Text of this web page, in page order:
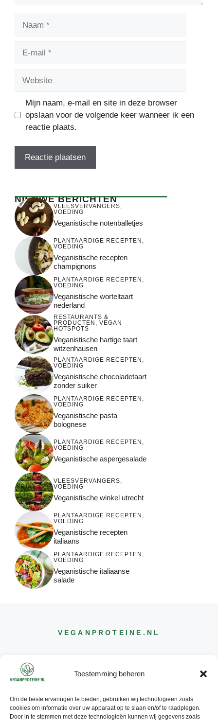
Toestemming beheren
Om de beste ervaringen te bieden, gebruiken wij technologieën zoals
cookies om informatie over uw apparaat op te slaan en/of te raadplegen.
Door in te stemmen met deze technologieën kunnen wij gegevens zoals
Mijn naam, e-mail en site in deze browser
opslaan voor de volgende keer wanneer ik een
reactie plaats.
NIEUWE BERICHTEN
VLEESVERVANGERS,
VOEDING
Veganistische notenballetjes
PLANTAARDIGE RECEPTEN ,
VOEDING
Veganistische recepten
champignons
PLANTAARDIGE RECEPTEN ,
VOEDING
Veganistische worteltaart
nederland
RESTAURANTS &
PRODUCTEN , VEGAN
HOTSPOTS
Veganistische hartige taart
witzenhausen
PLANTAARDIGE RECEPTEN ,
VOEDING
Veganistische chocoladetaart
zonder suiker
PLANTAARDIGE RECEPTEN ,
VOEDING
Veganistische pasta
bolognese
PLANTAARDIGE RECEPTEN ,
VOEDING
Veganistische aspergesalade
VLEESVERVANGERS,
VOEDING
Veganistische winkel utrecht
PLANTAARDIGE RECEPTEN ,
VOEDING
Veganistische recepten
italiaans
PLANTAARDIGE RECEPTEN ,
VOEDING
Veganistische italiaanse
salade
VEGANPROTEINE .NL
CONTACT
INFO@ VEGANPROTEINE.NL